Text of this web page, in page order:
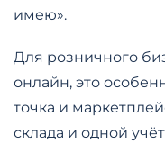
имею».
Для розничного
онлайн, это
точка и
склада и одной